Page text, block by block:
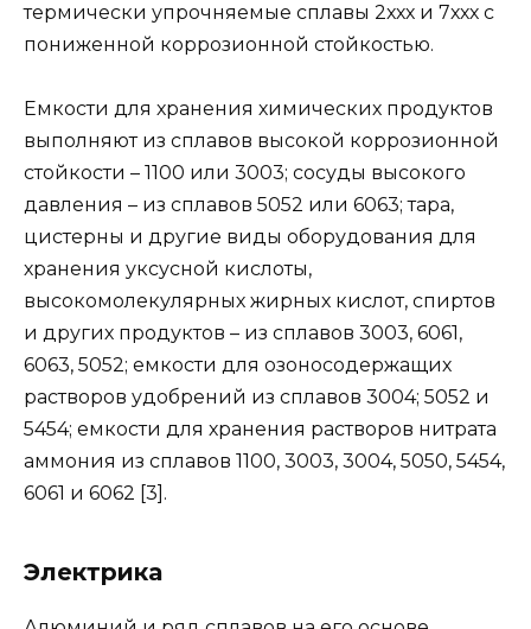
термически упрочняемые сплавы 2ххх и 7ххх с
пониженной коррозионной стойкостью.
Емкости для хранения химических продуктов
выполняют из сплавов высокой коррозионной
стойкости – 1100 или 3003; сосуды высокого
давления – из сплавов 5052 или 6063; тара,
цистерны и другие виды оборудования для
хранения уксусной кислоты,
высокомолекулярных жирных кислот, спиртов
и других продуктов – из сплавов 3003, 6061,
6063, 5052; емкости для озоносодержащих
растворов удобрений из сплавов 3004; 5052 и
5454; емкости для хранения растворов нитрата
аммония из сплавов 1100, 3003, 3004, 5050, 5454,
6061 и 6062 [3].
Электрика